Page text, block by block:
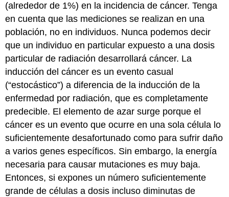
(alrededor de 1%) en la incidencia de cáncer. Tenga
en cuenta que las mediciones se realizan en una
población, no en individuos. Nunca podemos decir
que un individuo en particular expuesto a una dosis
particular de radiación desarrollará cáncer. La
inducción del cáncer es un evento casual
(“estocástico”) a diferencia de la inducción de la
enfermedad por radiación, que es completamente
predecible. El elemento de azar surge porque el
cáncer es un evento que ocurre en una sola célula lo
suficientemente desafortunado como para sufrir daño
a varios genes específicos. Sin embargo, la energía
necesaria para causar mutaciones es muy baja.
Entonces, si expones un número suficientemente
grande de células a dosis incluso diminutas de